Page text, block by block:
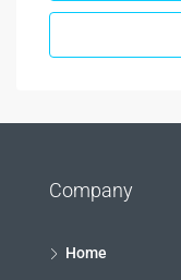
Company
Home